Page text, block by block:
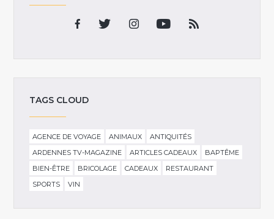
TAGS CLOUD
AGENCE DE VOYAGE ANIMAUX
ANTIQUITÉS
ARDENNES TV-MAGAZINE
ARTICLES CADEAUX
BAPTÊME
BIEN-ÊTRE
BRICOLAGE CADEAUX
RESTAURANT
SPORTS
VIN